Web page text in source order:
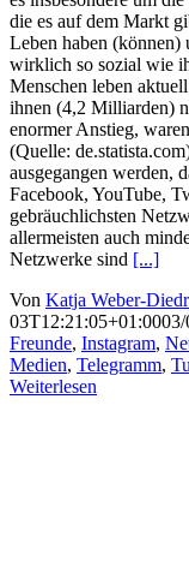
die es auf dem Markt
Leben haben
wirklich so sozial wie
Menschen leben
ihnen (4,2 Milliarden)
enormer Anstieg,
(Quelle:
ausgegangen werden,
Facebook, YouTube,
gebräuchlichsten
allermeisten auch
Netzwerke sind [...]
Von Katja Weber-
03T12:21:05+01:0003/
Freunde, Instagram,
Medien, Telegramm,
Weiterlesen